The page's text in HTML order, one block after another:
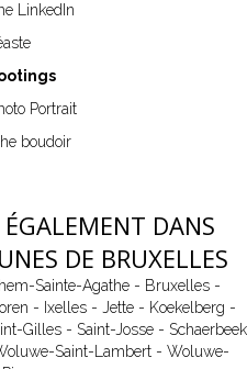
LinkedIn
Portrait
boudoir
DANS
DE BRUXELLES
Sainte-Agathe - Bruxelles -
- Ixelles- Jette- Koekelberg -
Gilles - Saint-Josse - Schaerbeek
Saint-Lambert- Woluwe-